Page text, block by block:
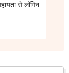
से लॉगिन